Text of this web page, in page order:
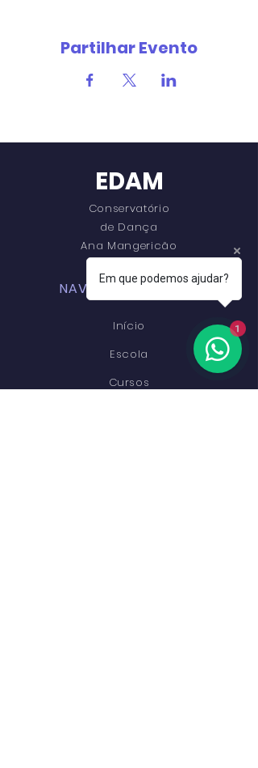
Partilhar Evento
EDAM
Conservatório
de Dança
Ana Mangericão
NAVEGAÇÃO RÁPIDA
Início
Escola
Cursos
Em que podemos ajudar?
1